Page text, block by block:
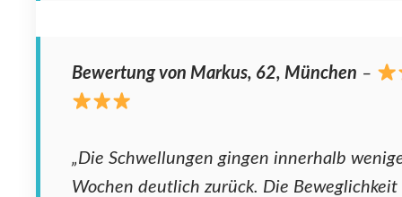
Bewertung von Markus, 62, München –
„Die Schwellungen gingen innerhalb
Wochen deutlich zurück. Die Beweglichkeit